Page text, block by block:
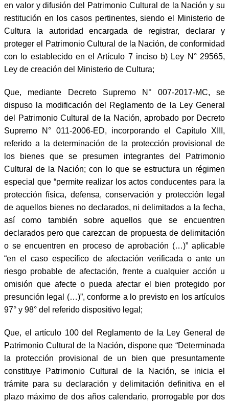
en valor y difusión del Patrimonio Cultural de la Nación y su
restitución en los casos pertinentes, siendo el Ministerio de
Cultura la autoridad encargada de registrar, declarar y
proteger el Patrimonio Cultural de la Nación, de conformidad
con lo establecido en el Artículo 7 inciso b) Ley N° 29565,
Ley de creación del Ministerio de Cultura;
Que, mediante Decreto Supremo N° 007-2017-MC, se
dispuso la modificación del Reglamento de la Ley General
del Patrimonio Cultural de la Nación, aprobado por Decreto
Supremo N° 011-2006-ED, incorporando el Capítulo XIII,
referido a la determinación de la protección provisional de
los bienes que se presumen integrantes del Patrimonio
Cultural de la Nación; con lo que se estructura un régimen
especial que “permite realizar los actos conducentes para la
protección física, defensa, conservación y protección legal
de aquellos bienes no declarados, ni delimitados a la fecha,
así como también sobre aquellos que se encuentren
declarados pero que carezcan de propuesta de delimitación
o se encuentren en proceso de aprobación (…)” aplicable
“en el caso específico de afectación verificada o ante un
riesgo probable de afectación, frente a cualquier acción u
omisión que afecte o pueda afectar el bien protegido por
presunción legal (…)”, conforme a lo previsto en los artículos
97° y 98° del referido dispositivo legal;
Que, el artículo 100 del Reglamento de la Ley General de
Patrimonio Cultural de la Nación, dispone que “Determinada
la protección provisional de un bien que presuntamente
constituye Patrimonio Cultural de la Nación, se inicia el
trámite para su declaración y delimitación definitiva en el
plazo máximo de dos años calendario, prorrogable por dos